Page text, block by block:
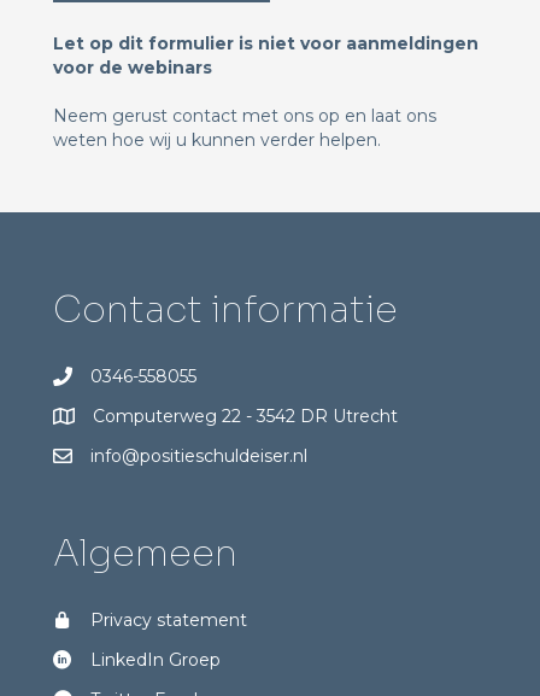
Let op dit formulier is niet voor aanmeldingen
voor de webinars
Neem gerust contact met ons op en laat ons
weten hoe wij u kunnen verder helpen.
Contact informatie
0346-558055
Computerweg 22 - 3542 DR Utrecht
info@positieschuldeiser.nl
Algemeen
Privacy statement
LinkedIn Groep